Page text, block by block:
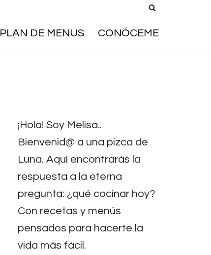
PLAN DE MENUS CONÓCEME
¡Hola! Soy Melisa..
Bienvenid@ a una pizca de
Luna. Aquí encontrarás la
respuesta a la eterna
pregunta: ¿qué cocinar hoy?
Con recetas y menús
pensados para hacerte la
vida más fácil.